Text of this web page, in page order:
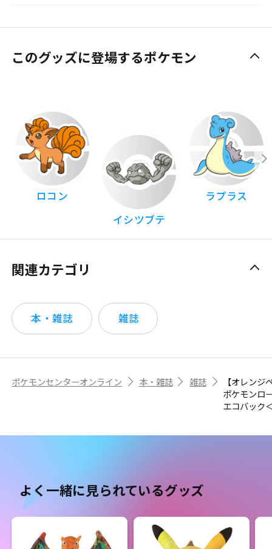
このグッズに登場するポケモン
ロコン
イシツブテ
ラプラス
関連カテゴリ
本・雑誌 雑誌
ポケモンセンターオンライン 本・雑誌 雑誌
【オレンジ
ポケモン
エコバック
よく一緒に見られているグッズ